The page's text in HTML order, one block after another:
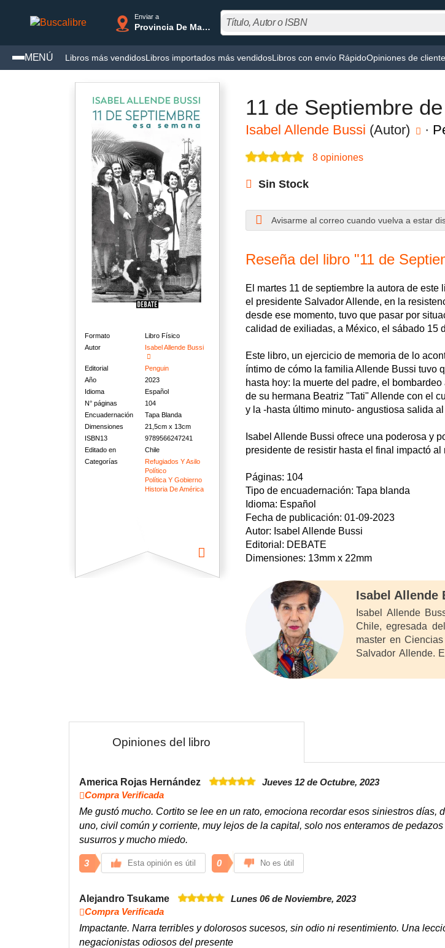
Los libros más vendidos
Enviar a
Provincia De Madrid
MENÚ Libros más vendidosLibros importados más vendidosLibros con envío RápidoOpiniones de
Formato
Libro Físico
Autor
Isabel Allende Bussi
Editorial
Penguin
Año
2023
Idioma
Español
N° páginas
104
Encuadernación
Tapa Blanda
Dimensiones
21,5cm x 13cm
ISBN13
9789566247241
Editado en
Chile
Categorías
Refugiados Y Asilo
Político
Política Y Gobierno
Historia De América
11 de Septiembre
Isabel Allende Bussi (Autor) ·
8 opiniones
Sin Stock
Avisarme al correo cuando vuelva a estar
Reseña del libro "11 de
El martes 11 de septiembre la autora de
el presidente Salvador Allende, en la
desde ese momento, tuvo que pasar por
calidad de exiliadas, a México, el sábado 15
Este libro, un ejercicio de memoria de lo
íntimo de cómo la familia Allende Bussi tuvo
hasta hoy: la muerte del padre, el
de su hermana Beatriz "Tati" Allende con el
y la -hasta último minuto- angustiosa salida
Isabel Allende Bussi ofrece una poderosa y
presidente de resistir hasta el final impactó al
Páginas: 104
Tipo de encuadernación: Tapa blanda
Idioma: Español
Fecha de publicación: 01-09-2023
Autor: Isabel Allende Bussi
Editorial: DEBATE
Dimensiones: 13mm x 22mm
Isabel Allende
Isabel Allende
Chile, egresada
master en
Salvador Allende.
Vicepresidenta y
Territorios
Opiniones del libro
America Rojas Hernández
Jueves 12 de Octubre, 2023
Compra Verificada
Me gustó mucho. Cortito se lee en un rato, emociona recordar esos siniestros días,
uno, civil común y corriente, muy lejos de la capital, solo nos enteramos de
susurros y mucho miedo.
3 Esta opinión es útil 0 No es útil
Alejandro Tsukame
Lunes 06 de Noviembre, 2023
Compra Verificada
Impactante. Narra terribles y dolorosos sucesos, sin odio ni resentimiento. Una
negacionistas odiosos del presente